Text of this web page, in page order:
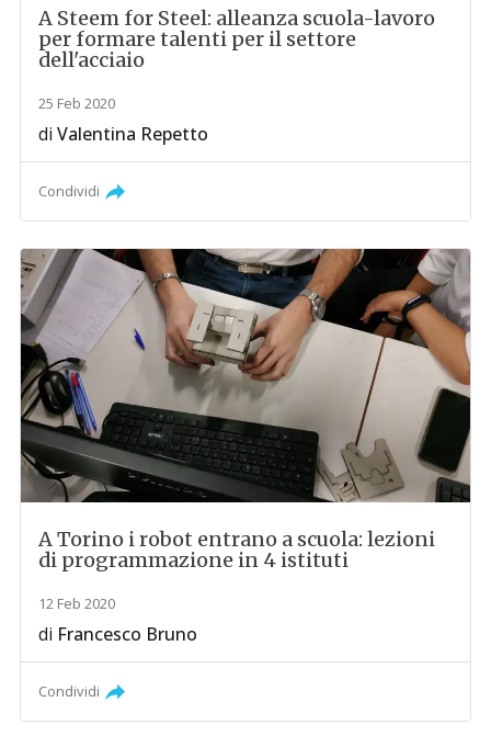
A Steem for Steel: alleanza scuola-lavoro
per formare talenti per il settore
dell'acciaio
25 Feb 2020
diValentina Repetto
Condividi
A Torino i robot entrano a scuola: lezioni
di programmazione in 4 istituti
12 Feb 2020
di Francesco Bruno
Condividi